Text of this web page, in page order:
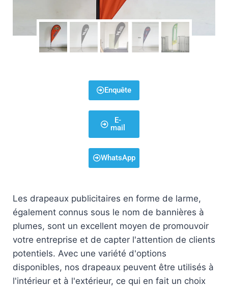
Enquête
E-
mail
WhatsApp
Les drapeaux publicitaires en forme de larme,
également connus sous le nom de bannières à
plumes, sont un excellent moyen de promouvoir
votre entreprise et de capter l'attention de clients
potentiels. Avec une variété d'options
disponibles, nos drapeaux peuvent être utilisés à
l'intérieur et à l'extérieur, ce qui en fait un choix